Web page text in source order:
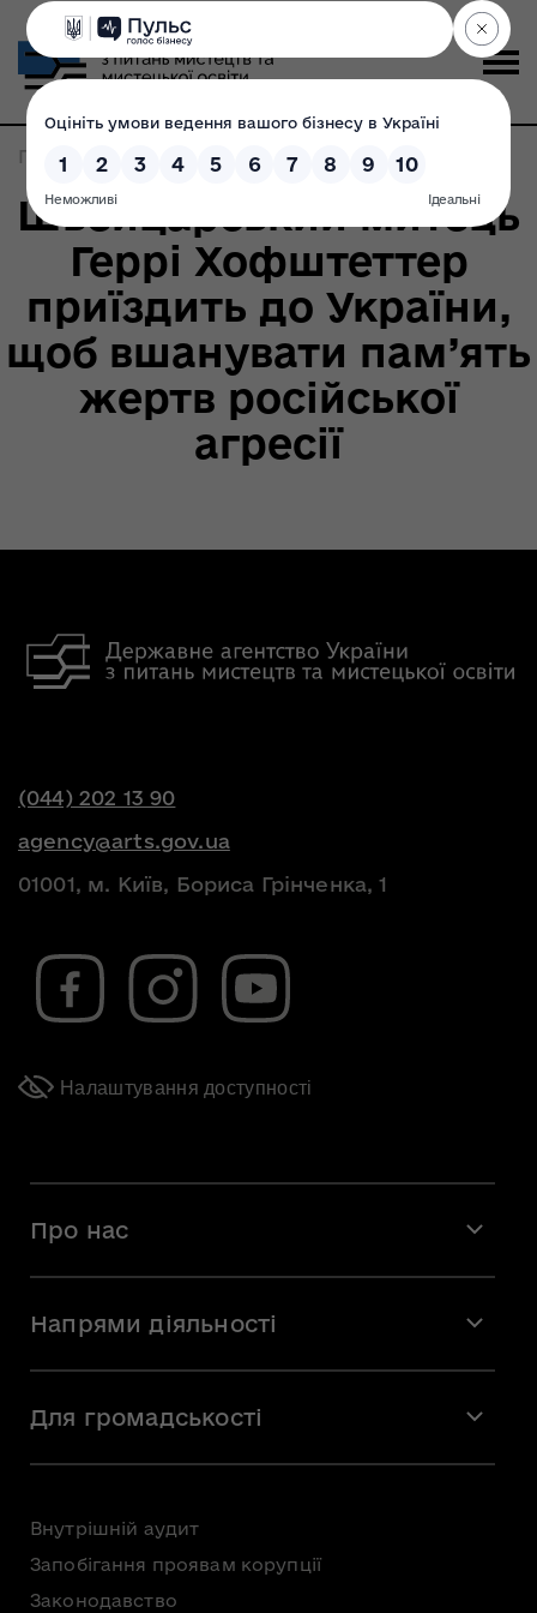
Головна Записи по метке: митець
Швейцарський митець
Геррі Хофштеттер
приїздить до України,
щоб вшанувати пам’ять
жертв російської
агресії
(044) 202 13 90
agency@arts.gov.ua
01001, м. Київ, Бориса Грінченка, 1
Налаштування доступності
Про нас
Команда
Вакансії
Напрями діяльності
Мистецька освіта
Для громадськості
Громадська рада
Консультації з громадськістю
Доступ до публічної інформації
Внутрішній аудит
Запобігання проявам корупції
Законодавство